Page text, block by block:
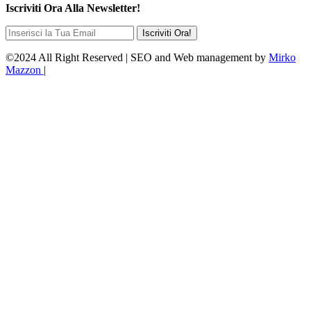
Iscriviti Ora Alla Newsletter!
©2024 All Right Reserved | SEO and Web management by Mirko
Mazzon |